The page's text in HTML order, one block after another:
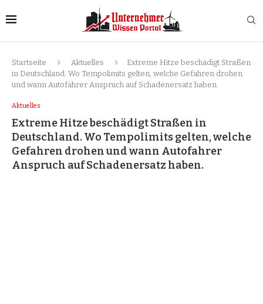
Startseite Aktuelles
Extreme Hitze beschädigt Straßen
in Deutschland. Wo Tempolimits gelten, welche Gefahren drohen
und wann Autofahrer Anspruch auf Schadenersatz haben.
Aktuelles
Extreme Hitze beschädigt Straßen in
Deutschland. Wo Tempolimits gelten, welche
Gefahren drohen und wann Autofahrer
Anspruch auf Schadenersatz haben.